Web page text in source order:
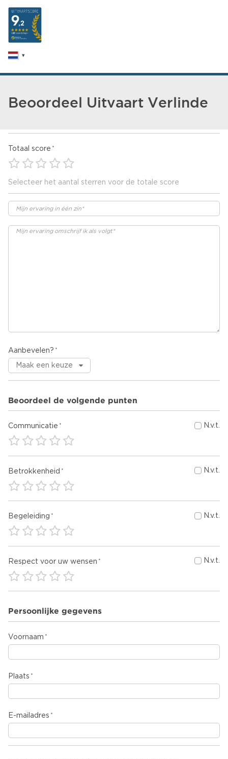
Beoordeel Uitvaart Verlinde
Totaal score
Selecteer het aantal sterren voor de totale score
Aanbevelen?
Beoordeel de volgende punten
Communicatie N.v.t.
Betrokkenheid N.v.t.
Begeleiding N.v.t.
Respect voor uw wensen N.v.t.
Persoonlijke gegevens
Voornaam
Plaats
E-mailadres